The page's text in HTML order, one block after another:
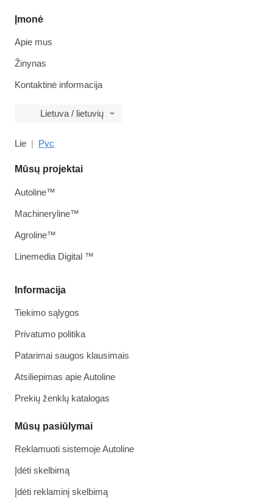
Įmonė
Apie mus
Žinynas
Kontaktinė informacija
Lietuva / lietuvių
Lie Рус
Informacija
Tiekimo sąlygos
Privatumo politika
Patarimai saugos klausimais
Atsiliepimas apie Autoline
Prekių ženklų katalogas
Mūsų pasiūlymai
Reklamuoti sistemoje Autoline
Įdėti skelbimą
Įdėti reklaminį skelbimą
Mūsų projektai
Autoline™
Machineryline™
Agroline™
Linemedia Digital ™